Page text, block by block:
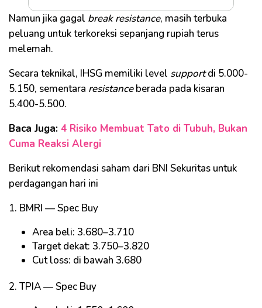
Namun jika gagal break resistance, masih terbuka
peluang untuk terkoreksi sepanjang rupiah terus
melemah.
Secara teknikal, IHSG memiliki level supportdi 5.000-
5.150, sementara resistanceberada pada kisaran
5.400-5.500.
Baca Juga: 4 Risiko Membuat Tato di Tubuh, Bukan
Cuma Reaksi Alergi
Berikut rekomendasi saham dari BNI Sekuritas untuk
perdagangan hari ini
1. BMRI — Spec Buy
Area beli: 3.680–3.710
Target dekat: 3.750–3.820
Cut loss: di bawah 3.680
2. TPIA — Spec Buy